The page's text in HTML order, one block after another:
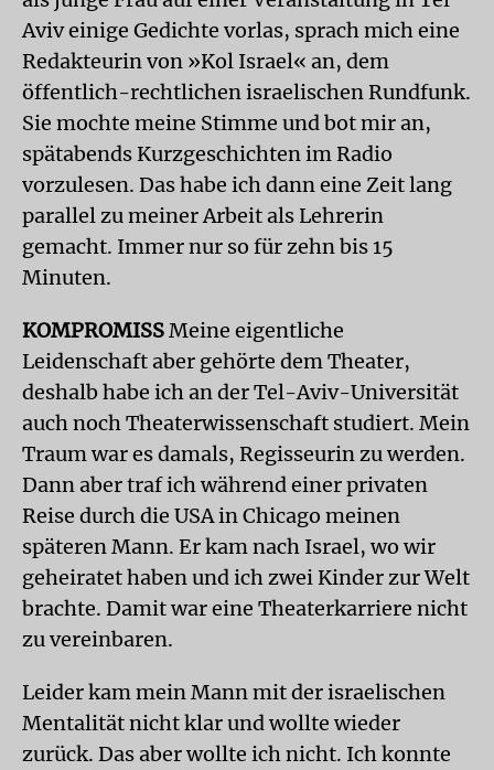
Aviv einige Gedichte vorlas, sprach mich eine
Redakteurin von »Kol Israel« an, dem
öffentlich-rechtlichen israelischen Rundfunk.
Sie mochte meine Stimme und bot mir an,
spätabends Kurzgeschichten im Radio
vorzulesen. Das habe ich dann eine Zeit lang
parallel zu meiner Arbeit als Lehrerin
gemacht. Immer nur so für zehn bis 15
Minuten.
KOMPROMISS Meine eigentliche
Leidenschaft aber gehörte dem Theater,
deshalb habe ich an der Tel-Aviv-Universität
auch noch Theaterwissenschaft studiert. Mein
Traum war es damals, Regisseurin zu werden.
Dann aber traf ich während einer privaten
Reise durch die USA in Chicago meinen
späteren Mann. Er kam nach Israel, wo wir
geheiratet haben und ich zwei Kinder zur Welt
brachte. Damit war eine Theaterkarriere nicht
zu vereinbaren.
Leider kam mein Mann mit der israelischen
Mentalität nicht klar und wollte wieder
zurück. Das aber wollte ich nicht. Ich konnte